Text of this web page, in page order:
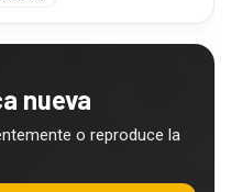
nueva
o reproduce la